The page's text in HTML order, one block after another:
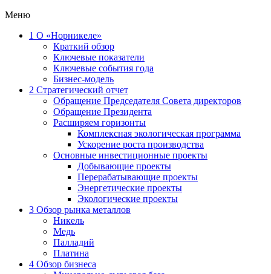
Меню
1 О «Норникеле»
Краткий обзор
Ключевые показатели
Ключевые события года
Бизнес-модель
2 Стратегический отчет
Обращение Председателя Совета директоров
Обращение Президента
Расширяем горизонты
Комплексная экологическая программа
Ускорение роста производства
Основные инвестиционные проекты
Добывающие проекты
Перерабатывающие проекты
Энергетические проекты
Экологические проекты
3 Обзор рынка металлов
Никель
Медь
Палладий
Платина
4 Обзор бизнеса